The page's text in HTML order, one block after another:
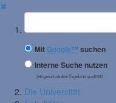
✖
Suchbegriff
MitGoogle™ suchen
Interne Suche nutzen
(eingeschränkte Ergebnisqualität)
Die Universität